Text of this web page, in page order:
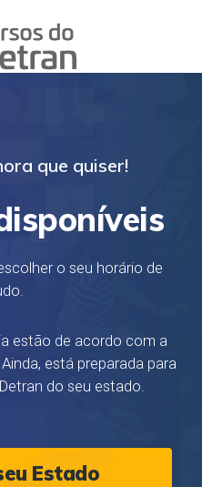
que quiser!
o seu horário de
estão de acordo com a
está preparada para
do seu estado.
Estado